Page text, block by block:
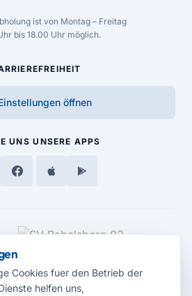
ist von Montag – Freitag
bis 18.00 Uhr möglich.
öffnen
UNS UNSERE APPS
Cookies fuer den Betrieb der
helfen uns,